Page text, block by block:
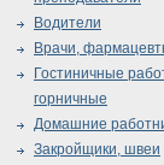
Водители
Врачи,
Гостиничные
горничные
Домашние
Закройщики, швеи